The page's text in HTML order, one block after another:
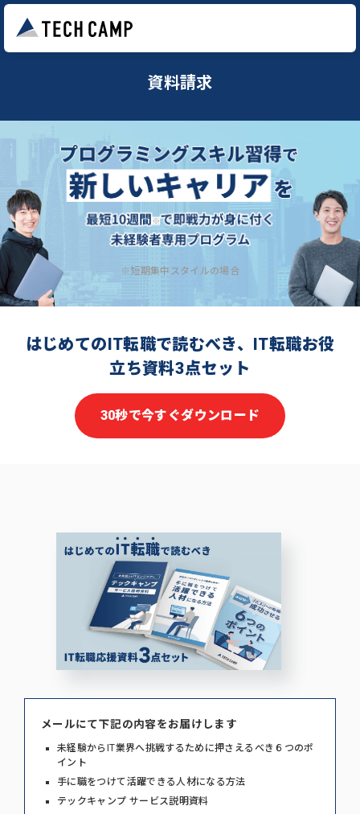
資料請求
※短期集中スタイルの場合
はじめてのIT転職で読むべき、IT転職お役
立ち資料3点セット
30秒で今すぐダウンロード
メールにて下記の内容をお届けします
未経験からIT業界へ挑戦するために押さえるべき６つのポ
イント
手に職をつけて活躍できる人材になる方法
テックキャンプ サービス説明資料